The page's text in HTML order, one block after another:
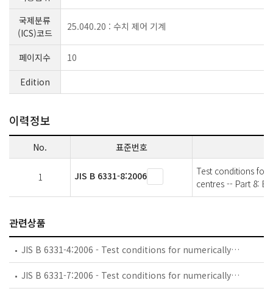
국제분류
(ICS)코드
25.040.20 : 수치 제어 기계
페이지수
10
Edition
이력정보
No. 표준번호
1 JIS B 6331-8:2006
Test conditions for
centres -- Part 8:
관련상품
JIS B 6331-4:2006 - Test conditions for numerically controlled turning machines and turning centres -- Part 4: Accuracy and repeatability of positioning of linear and rotary axes
JIS B 6331-7:2006 - Test conditions for numerically controlled turning machines and turning centres -- Part 7: Evaluation of contouring performance in the coordinate planes